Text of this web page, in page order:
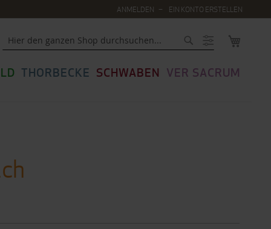
ANMELDEN EIN KONTO ERSTELLEN
THORBECKE SCHWABEN VER SACRUM